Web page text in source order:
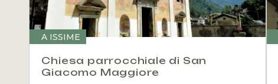
A ISSIME
Chiesa parrocchiale di San
Giacomo Maggiore